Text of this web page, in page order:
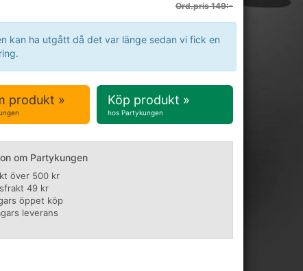
Ord.pris 149:-
kan ha utgått då det var länge sedan vi fick en
produkt » Köp produkt »
hos Partykungen
om Partykungen
över 500 kr
49 kr
öppet köp
leverans